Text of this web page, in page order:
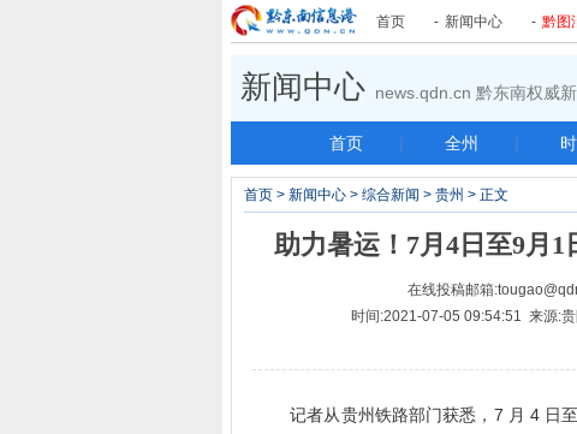
首页 - 新闻中心 - 黔图
新闻中心 news.qdn.cn 黔东南权威
首页 | 全州 |
首页 > 新闻中心 > 综合新闻 > 贵州 > 正文
助力暑运！7月4日至9月
在线投稿邮箱
时间:2021-07-05 09:54:51 来源:
记者从贵州铁路部门获悉，7 月 4 日至